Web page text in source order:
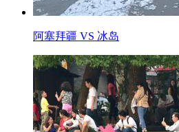
阿塞拜疆 VS 冰岛